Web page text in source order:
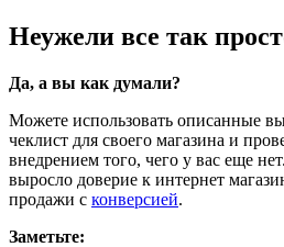
Неужели все так
Да, а вы как думали?
Можете использовать описанные
чеклист для своего магазина и
внедрением того, чего у вас еще
выросло доверие к интернет
продажи с конверсией.
Заметьте: